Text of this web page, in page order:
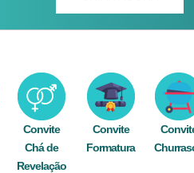
Convite
Chá de
Revelação
Convite
Formatura